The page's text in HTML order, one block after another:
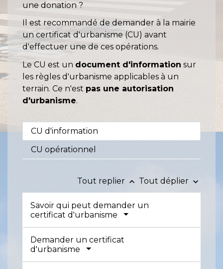
une donation ?
Il est recommandé de demander à la mairie
un certificat d'urbanisme (CU) avant
d'effectuer une de ces opérations.
Le CU est un document d'information sur
les règles d'urbanisme applicables à un
terrain. Ce n'est pas une autorisation
d'urbanisme.
CU d'information
CU opérationnel
Tout replier keyboard_arrow_up Tout déplier keyboard_arrow_down
Savoir qui peut demander un
certificat d'urbanisme
Demander un certificat
d'urbanisme